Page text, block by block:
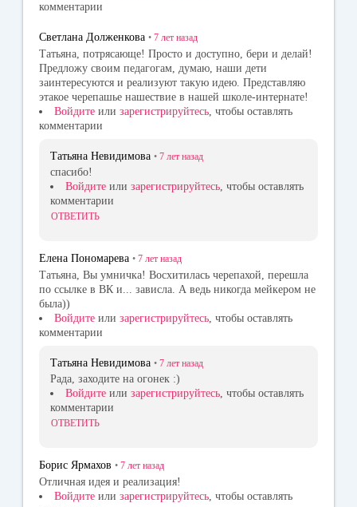
комментарии
Светлана Долженкова • 7 лет назад
Татьяна, потрясающе! Просто и доступно, бери и делай!
Предложу своим педагогам, думаю, наши дети
заинтересуются и реализуют такую идею. Представляю
этакое черепашье нашествие в нашей школе-интернате!
Войдите или зарегистрируйтесь , чтобы оставлять
комментарии
Татьяна Невидимова • 7 лет назад
спасибо!
Войдите или зарегистрируйтесь, чтобы оставлять
комментарии
ОТВЕТИТЬ
Елена Пономарева • 7 лет назад
Татьяна, Вы умничка! Восхитилась черепахой, перешла
по ссылке в ВК и... зависла. А ведь никогда мейкером не
была))
Войдите или зарегистрируйтесь , чтобы оставлять
комментарии
Татьяна Невидимова • 7 лет назад
Рада, заходите на огонек :)
Войдите или зарегистрируйтесь, чтобы оставлять
комментарии
ОТВЕТИТЬ
Борис Ярмахов • 7 лет назад
Отличная идея и реализация!
Войдите или зарегистрируйтесь , чтобы оставлять